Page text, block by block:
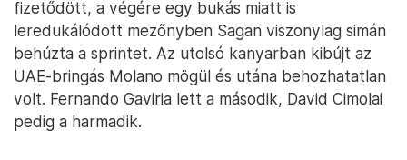
fizetődött, a végére egy bukás miatt is
leredukálódott mezőnyben Sagan viszonylag simán
behúzta a sprintet. Az utolsó kanyarban kibújt az
UAE-bringás Molano mögül és utána behozhatatlan
volt. Fernando Gaviria lett a második, David Cimolai
pedig a harmadik.